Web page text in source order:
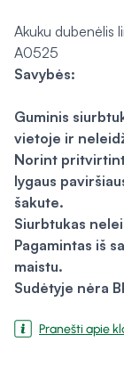
Akuku dubenėlis
A0525
Savybės:
Guminis
vietoje ir
Norint
lygaus
šakute.
Siurbtukas
Pagamintas iš
maistu.
Sudėtyje nėra
Pranešti apie